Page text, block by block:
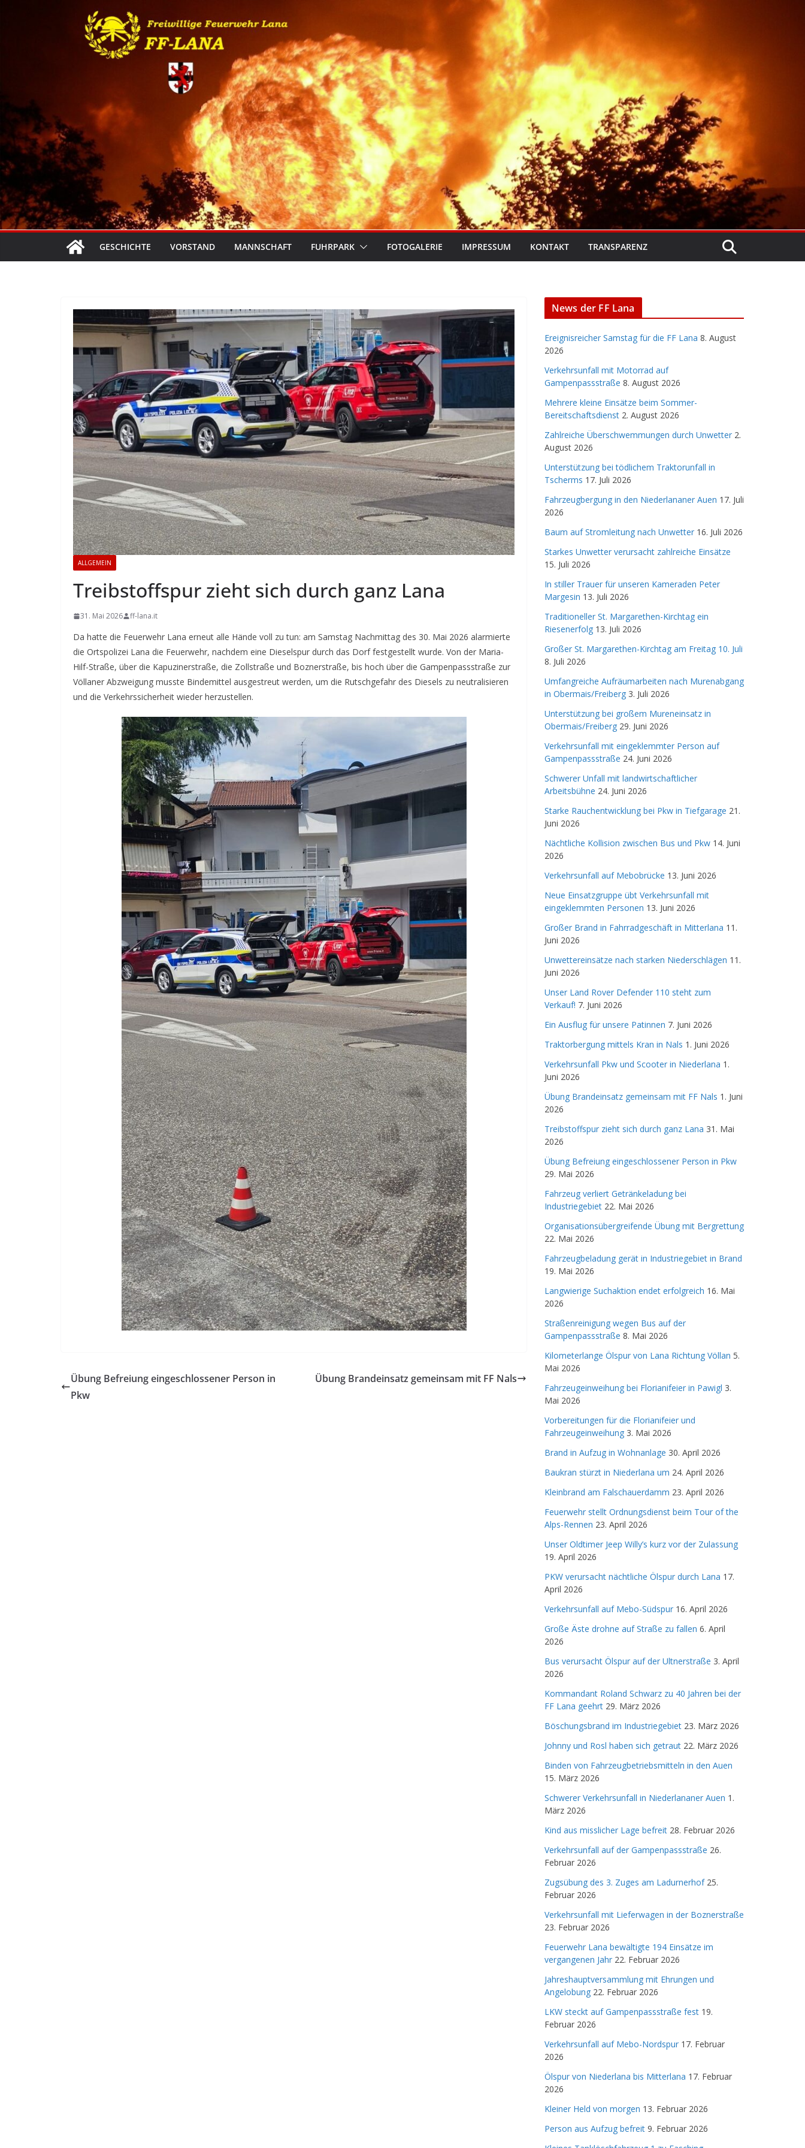
GESCHICHTE VORSTAND MANNSCHAFT FUHRPARK FOTOGALERIE IMPRESSUM KONTAKT TRANSPARENZ
ALLGEMEIN
Treibstoffspur zieht sich durch ganz Lana
31. Mai 2026 ff-lana.it
Da hatte die Feuerwehr Lana erneut alle Hände voll zu tun: am Samstag Nachmittag des 30. Mai 2026 alarmierte
die Ortspolizei Lana die Feuerwehr, nachdem eine Dieselspur durch das Dorf festgestellt wurde. Von der Maria-
Hilf-Straße, über die Kapuzinerstraße, die Zollstraße und Boznerstraße, bis hoch über die Gampenpassstraße zur
Völlaner Abzweigung musste Bindemittel ausgestreut werden, um die Rutschgefahr des Diesels zu neutralisieren
und die Verkehrssicherheit wieder herzustellen.
Übung Befreiung eingeschlossener Person in
Pkw
Übung Brandeinsatz gemeinsam mit FF Nals
News der FF Lana
Ereignisreicher Samstag für die FF Lana 8. August
2026
Verkehrsunfall mit Motorrad auf
Gampenpassstraße 8. August 2026
Mehrere kleine Einsätze beim Sommer-
Bereitschaftsdienst 2. August 2026
Zahlreiche Überschwemmungen durch Unwetter 2.
August 2026
Unterstützung bei tödlichem Traktorunfall in
Tscherms 17. Juli 2026
Fahrzeugbergung in den Niederlananer Auen 17. Juli
2026
Baum auf Stromleitung nach Unwetter 16. Juli 2026
Starkes Unwetter verursacht zahlreiche Einsätze
15. Juli 2026
In stiller Trauer für unseren Kameraden Peter
Margesin 13. Juli 2026
Traditioneller St. Margarethen-Kirchtag ein
Riesenerfolg 13. Juli 2026
Großer St. Margarethen-Kirchtag am Freitag 10. Juli
8. Juli 2026
Umfangreiche Aufräumarbeiten nach Murenabgang
in Obermais/Freiberg 3. Juli 2026
Unterstützung bei großem Mureneinsatz in
Obermais/Freiberg 29. Juni 2026
Verkehrsunfall mit eingeklemmter Person auf
Gampenpassstraße 24. Juni 2026
Schwerer Unfall mit landwirtschaftlicher
Arbeitsbühne 24. Juni 2026
Starke Rauchentwicklung bei Pkw in Tiefgarage 21.
Juni 2026
Nächtliche Kollision zwischen Bus und Pkw 14. Juni
2026
Verkehrsunfall auf Mebobrücke 13. Juni 2026
Neue Einsatzgruppe übt Verkehrsunfall mit
eingeklemmten Personen 13. Juni 2026
Großer Brand in Fahrradgeschäft in Mitterlana 11.
Juni 2026
Unwettereinsätze nach starken Niederschlägen 11.
Juni 2026
Unser Land Rover Defender 110 steht zum
Verkauf! 7. Juni 2026
Ein Ausflug für unsere Patinnen 7. Juni 2026
Traktorbergung mittels Kran in Nals 1. Juni 2026
Verkehrsunfall Pkw und Scooter in Niederlana 1.
Juni 2026
Übung Brandeinsatz gemeinsam mit FF Nals 1. Juni
2026
Treibstoffspur zieht sich durch ganz Lana 31. Mai
2026
Übung Befreiung eingeschlossener Person in Pkw
29. Mai 2026
Fahrzeug verliert Getränkeladung bei
Industriegebiet 22. Mai 2026
Organisationsübergreifende Übung mit Bergrettung
22. Mai 2026
Fahrzeugbeladung gerät in Industriegebiet in Brand
19. Mai 2026
Langwierige Suchaktion endet erfolgreich 16. Mai
2026
Straßenreinigung wegen Bus auf der
Gampenpassstraße 8. Mai 2026
Kilometerlange Ölspur von Lana Richtung Völlan 5.
Mai 2026
Fahrzeugeinweihung bei Florianifeier in Pawigl 3.
Mai 2026
Vorbereitungen für die Florianifeier und
Fahrzeugeinweihung 3. Mai 2026
Brand in Aufzug in Wohnanlage 30. April 2026
Baukran stürzt in Niederlana um 24. April 2026
Kleinbrand am Falschauerdamm 23. April 2026
Feuerwehr stellt Ordnungsdienst beim Tour of the
Alps-Rennen 23. April 2026
Unser Oldtimer Jeep Willy’s kurz vor der Zulassung
19. April 2026
PKW verursacht nächtliche Ölspur durch Lana 17.
April 2026
Verkehrsunfall auf Mebo-Südspur 16. April 2026
Große Äste drohne auf Straße zu fallen 6. April
2026
Bus verursacht Ölspur auf der Ultnerstraße 3. April
2026
Kommandant Roland Schwarz zu 40 Jahren bei der
FF Lana geehrt 29. März 2026
Böschungsbrand im Industriegebiet 23. März 2026
Johnny und Rosl haben sich getraut 22. März 2026
Binden von Fahrzeugbetriebsmitteln in den Auen
15. März 2026
Schwerer Verkehrsunfall in Niederlananer Auen 1.
März 2026
Kind aus misslicher Lage befreit 28. Februar 2026
Verkehrsunfall auf der Gampenpassstraße 26.
Februar 2026
Zugsübung des 3. Zuges am Ladurnerhof 25.
Februar 2026
Verkehrsunfall mit Lieferwagen in der Boznerstraße
23. Februar 2026
Feuerwehr Lana bewältigte 194 Einsätze im
vergangenen Jahr 22. Februar 2026
Jahreshauptversammlung mit Ehrungen und
Angelobung 22. Februar 2026
LKW steckt auf Gampenpassstraße fest 19.
Februar 2026
Verkehrsunfall auf Mebo-Nordspur 17. Februar
2026
Ölspur von Niederlana bis Mitterlana 17. Februar
2026
Kleiner Held von morgen 13. Februar 2026
Person aus Aufzug befreit 9. Februar 2026